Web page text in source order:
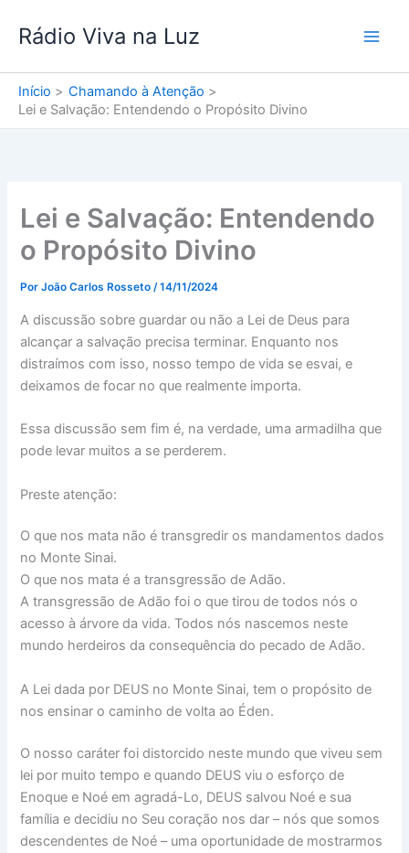
para
conteúdo
Rádio Viva na Luz
Início
Chamando à Atenção
Lei e Salvação: Entendendo o Propósito Divino
Lei e Salvação: Entendendo
o Propósito Divino
PorJoão Carlos Rosseto/14/11/2024
A discussão sobre guardar ou não a Lei de Deus para
alcançar a salvação precisa terminar. Enquanto nos
distraímos com isso, nosso tempo de vida se esvai, e
deixamos de focar no que realmente importa.
Essa discussão sem fim é, na verdade, uma armadilha que
pode levar muitos a se perderem.
Preste atenção:
O que nos mata não é transgredir os mandamentos dados
no Monte Sinai.
O que nos mata é a transgressão de Adão.
A transgressão de Adão foi o que tirou de todos nós o
acesso à árvore da vida. Todos nós nascemos neste
mundo herdeiros da consequência do pecado de Adão.
A Lei dada por DEUS no Monte Sinai, tem o propósito de
nos ensinar o caminho de volta ao Éden.
O nosso caráter foi distorcido neste mundo que viveu sem
lei por muito tempo e quando DEUS viu o esforço de
Enoque e Noé em agradá-Lo, DEUS salvou Noé e sua
família e decidiu no Seu coração nos dar – nós que somos
descendentes de Noé – uma oportunidade de mostrarmos